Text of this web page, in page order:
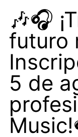
🎶🎧
futuro
5 de